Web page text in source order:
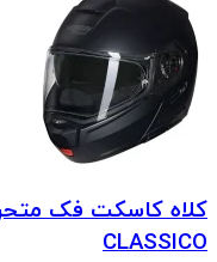
CLASSICO